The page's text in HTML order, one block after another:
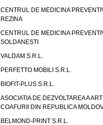
CENTRUL DE MEDICINA
REZINA
CENTRUL DE MEDICINA
SOLDANESTI
VALDAM S.R.L.
PERFETTO MOBILI S.R.L.
BIOFIT-PLUS S.R.L.
ASOCIATIA DE DEZVOLTAREA A
COAFURII DIN REPUBLICA
BELMOND-PRINT S.R.L.